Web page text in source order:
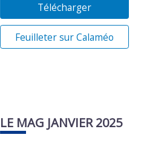
Télécharger
Feuilleter sur Calaméo
LE MAG JANVIER 2025